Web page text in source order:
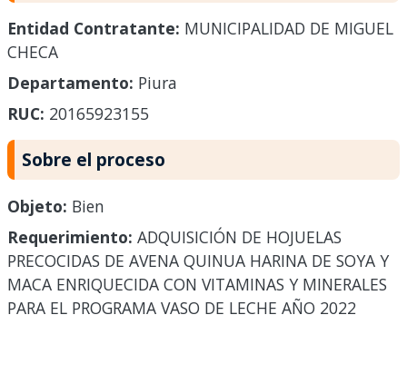
Entidad Contratante: MUNICIPALIDAD DE MIGUEL
CHECA
Departamento: Piura
RUC: 20165923155
Sobre el proceso
Objeto: Bien
Requerimiento: ADQUISICIÓN DE HOJUELAS
PRECOCIDAS DE AVENA QUINUA HARINA DE SOYA Y
MACA ENRIQUECIDA CON VITAMINAS Y MINERALES
PARA EL PROGRAMA VASO DE LECHE AÑO 2022